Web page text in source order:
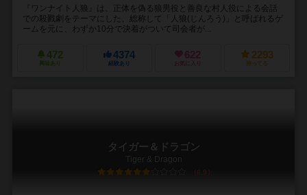
『ワンナイト人狼』は、正体を偽る狼男役と善良な村人役による会話
での殺戮劇をテーマにした、総称して「人狼(じんろう)」と呼ばれるゲ
ームを元に、わずか10分で決着がついて司会者が...
472
興味あり
4374
経験あり
622
お気に入り
2293
持ってる
タイガー＆ドラゴン
Tiger & Dragon
6.9